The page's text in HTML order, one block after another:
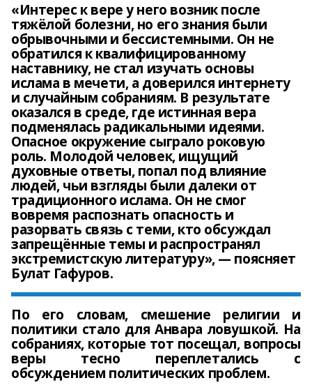
«Интерес к вере у него возник после
тяжёлой болезни, но его знания были
обрывочными и бессистемными. Он не
обратился к квалифицированному
наставнику, не стал изучать основы
ислама в мечети, а доверился интернету
и случайным собраниям. В результате
оказался в среде, где истинная вера
подменялась радикальными идеями.
Опасное окружение сыграло роковую
роль. Молодой человек, ищущий
духовные ответы, попал под влияние
людей, чьи взгляды были далеки от
традиционного ислама. Он не смог
вовремя распознать опасность и
разорвать связь с теми, кто обсуждал
запрещённые темы и распространял
экстремистскую литературу», — поясняет
Булат Гафуров.
По его словам, смешение религии и
политики стало для Анвара ловушкой. На
собраниях, которые тот посещал, вопросы
веры тесно переплетались с
обсуждением политических проблем.